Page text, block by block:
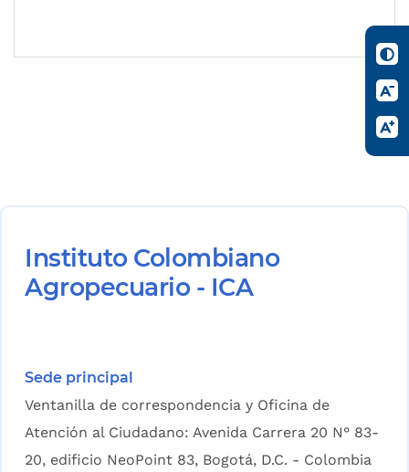
Instituto Colombiano
Agropecuario - ICA
Sede principal
Ventanilla de correspondencia y Oficina de
Atención al Ciudadano: Avenida Carrera 20 N° 83-
20, edificio NeoPoint 83, Bogotá, D.C. - Colombia